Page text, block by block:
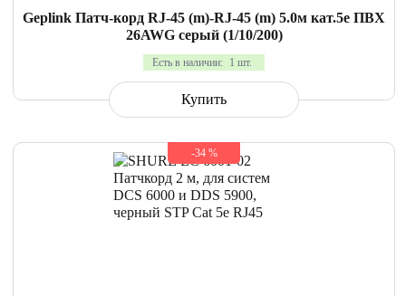
Geplink Патч-корд RJ-45 (m)-RJ-45 (m) 5.0м кат.5е ПВХ
26AWG серый (1/10/200)
Есть в наличии: 1 шт.
Купить
-34 %